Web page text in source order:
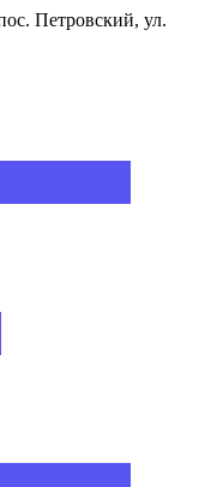
Петровский, ул.